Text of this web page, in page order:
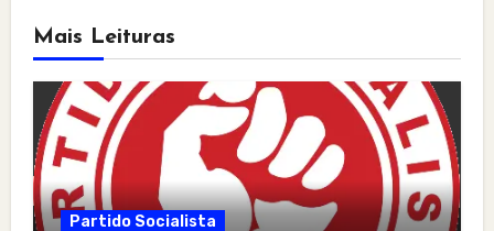
Mais Leituras
Partido Socialista